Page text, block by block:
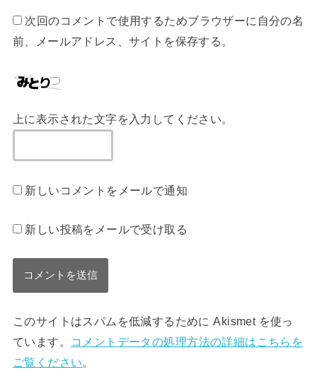
次回のコメントで使用するためブラウザーに自分の名
前、メールアドレス、サイトを保存する。
上に表示された文字を入力してください。
新しいコメントをメールで通知
新しい投稿をメールで受け取る
このサイトはスパムを低減するために Akismet を使っ
ています。
コメントデータの処理方法の詳細はこちらを
ご覧ください。